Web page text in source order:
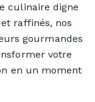
culinaire digne
raffinés, nos
gourmandes
votre
en un moment